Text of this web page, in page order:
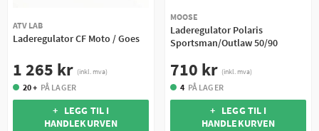
ATV LAB
Laderegulator CF Moto / Goes
1 265 kr (inkl. mva)
20 + PÅ LAGER
+ LEGG TIL I
HANDLEKURVEN
MOOSE
Laderegulator Polaris
Sportsman/Outlaw 50/90
710 kr (inkl. mva)
4 PÅ LAGER
+ LEGG TIL I
HANDLEKURVEN